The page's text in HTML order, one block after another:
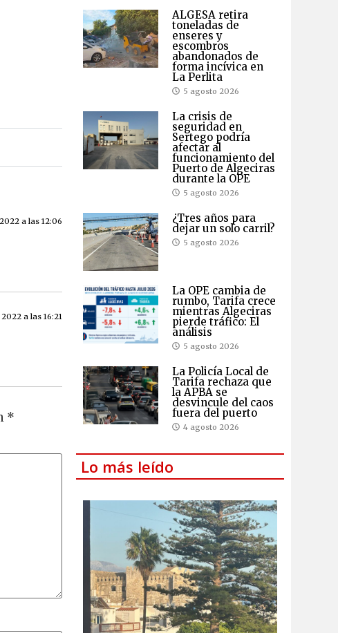
a las 12:06
a las 16:21
*
ALGESA retira
toneladas de
enseres y
escombros
abandonados de
forma incívica en
La Perlita
5 agosto 2026
La crisis de
seguridad en
Sertego podría
afectar al
funcionamiento del
Puerto de Algeciras
durante la OPE
5 agosto 2026
¿Tres años para
dejar un solo carril?
5 agosto 2026
La OPE cambia de
rumbo, Tarifa crece
mientras Algeciras
pierde tráfico: El
análisis
5 agosto 2026
La Policía Local de
Tarifa rechaza que
la APBA se
desvincule del caos
fuera del puerto
4 agosto 2026
Lo más leído